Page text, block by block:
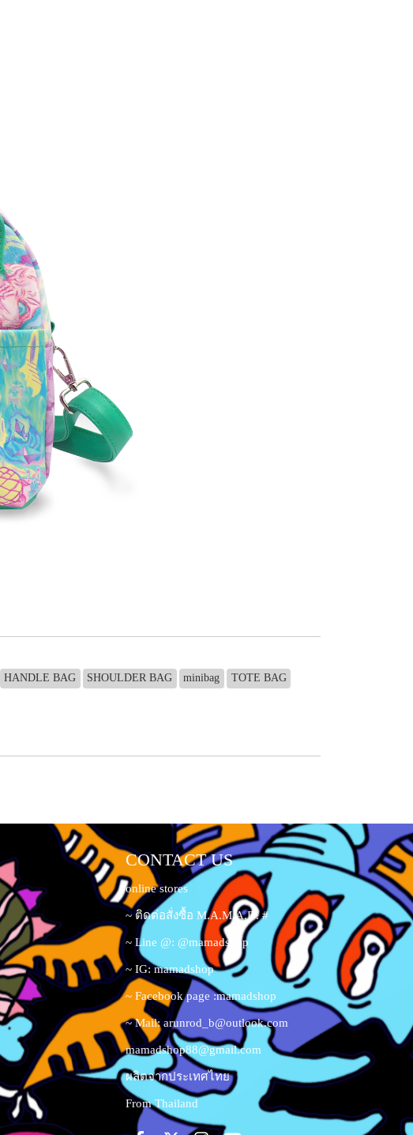
HANDLE BAG SHOULDER BAG minibag TOTE BAG
CONTACT US
online stores
~ ติดต่อสั่งซื้อ M.A.M.A.D. #
~ Line @: @mamadshop
~ IG: mamadshop
~ Facebook page :mamadshop
~ Mail:arunrod_b@outlook.com
mamadshop88@gmail.com
ผลิตจากประเทศไทย
From Thailand